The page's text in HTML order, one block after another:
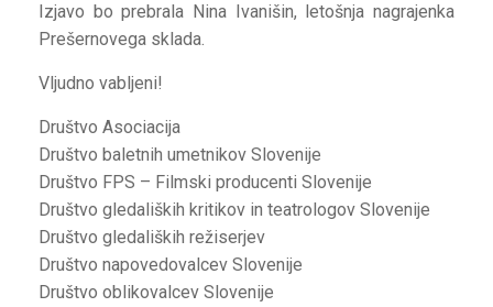
Izjavo bo prebrala Nina Ivanišin, letošnja nagrajenka
Prešernovega sklada.
Vljudno vabljeni!
Društvo Asociacija
Društvo baletnih umetnikov Slovenije
Društvo FPS – Filmski producenti Slovenije
Društvo gledaliških kritikov in teatrologov Slovenije
Društvo gledaliških režiserjev
Društvo napovedovalcev Slovenije
Društvo oblikovalcev Slovenije